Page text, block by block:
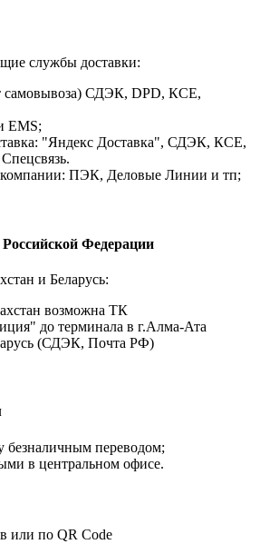
службы доставки:
самовывоза) СДЭК, DPD, КСЕ,
EMS;
"Яндекс Доставка", СДЭК, КСЕ,
компании: ПЭК, Деловые Линии и тп;
Федерации
и Беларусь:
возможна ТК
до терминала в г.Алма-Ата
(СДЭК, Почта РФ)
безналичным переводом;
в центральном офисе.
или по QR Code